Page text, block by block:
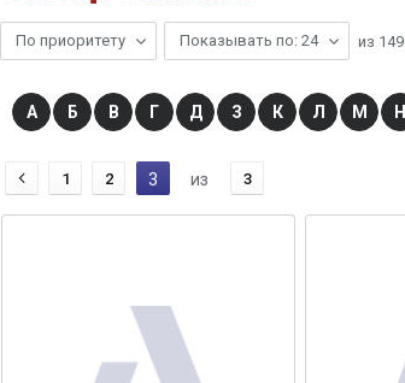
По приоритету Показывать по: 24 из 149
А Б В Г Д З К Л М Н
1 2 3 из 3